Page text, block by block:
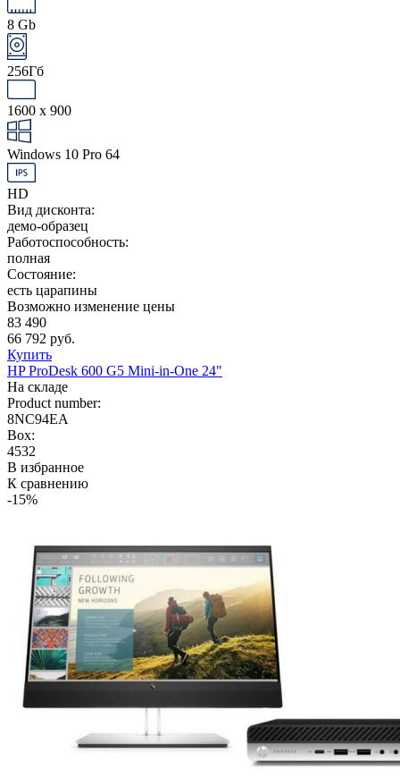
8 Gb
256Гб
1600 x 900
Windows 10 Pro 64
HD
Вид дисконта:
демо-образец
Работоспособность:
полная
Состояние:
есть царапины
Возможно изменение цены
83 490
66 792 руб.
Купить
HP ProDesk 600 G5 Mini-in-One 24"
На складе
Product number:
8NC94EA
Box:
4532
В избранное
К сравнению
-15%